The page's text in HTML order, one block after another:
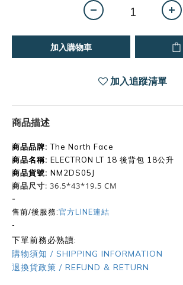
加入購物車
加入追蹤清單
商品描述
商品品牌:The North Face
商品名稱: ELECTRON LT 18 後背包 18公升
商品貨號: NM2DS05J
商品尺寸: 36.5*43*19.5 CM
-
售前/後服務:官方LINE連結
-
下單前務必熟讀:
購物須知 / SHIPPING INFORMATION
退換貨政策 / REFUND & RETURN